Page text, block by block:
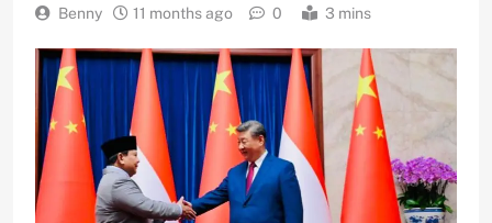
Benny 11 months ago 0 3 mins